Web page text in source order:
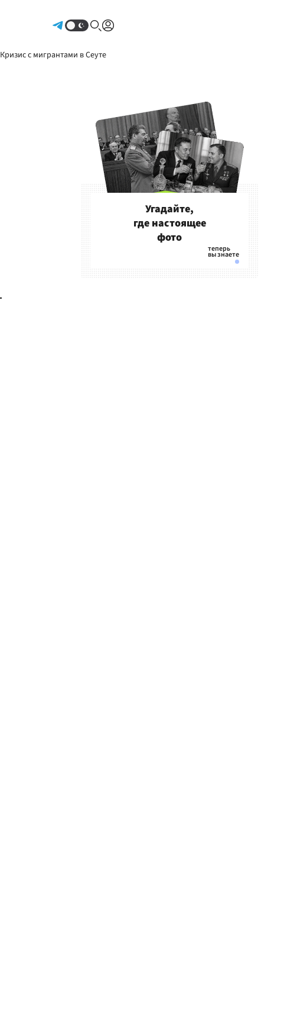
Кризис с мигрантами в Сеуте
Угадайте,
где настоящее
фото